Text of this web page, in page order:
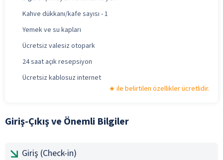
Kahve dükkanı/kafe sayısı - 1
Yemek ve su kapları
Ücretsiz valesiz otopark
24 saat açık resepsiyon
Ücretsiz kablosuz internet
ile belirtilen özellikler ücretlidir.
Giriş-Çıkış ve Önemli Bilgiler
Giriş (Check-in)